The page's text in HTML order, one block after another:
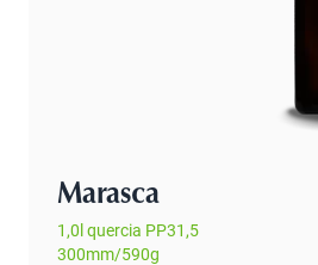
Marasca
1,0l quercia PP31,5
300mm/590g